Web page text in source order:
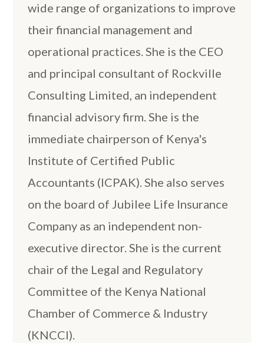
wide range of organizations to improve
their financial management and
operational practices. She is the CEO
and principal consultant of Rockville
Consulting Limited, an independent
financial advisory firm. She is the
immediate chairperson of Kenya's
Institute of Certified Public
Accountants (ICPAK). She also serves
on the board of Jubilee Life Insurance
Company as an independent non-
executive director. She is the current
chair of the Legal and Regulatory
Committee of the Kenya National
Chamber of Commerce & Industry
(KNCCI).